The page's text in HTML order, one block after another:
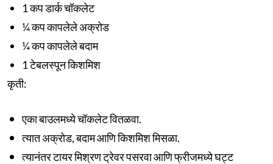
1 कप डार्क चॉकलेट
¼ कप कापलेले अक्रोड
¼ कप कापलेले बदाम
1 टेबलस्पून किशमिश
कृती:
एका बाउलमध्ये चॉकलेट वितळवा.
त्यात अक्रोड, बदाम आणि किशमिश मिसळा.
त्यानंतर टायर मिश्रण ट्रेवर पसरवा आणि फ्रीजमध्ये घट्ट